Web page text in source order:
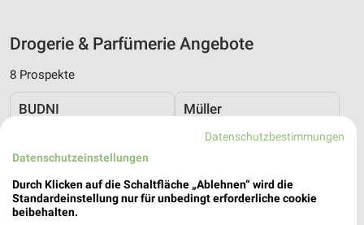
Drogerie & Parfümerie Angebote
8 Prospekte
BUDNI Müller
Datenschutzbestimmungen
Datenschutzeinstellungen
Durch Klicken auf die Schaltfläche „Ablehnen“ wird die
Standardeinstellung nur für unbedingt erforderliche cookie
beibehalten.